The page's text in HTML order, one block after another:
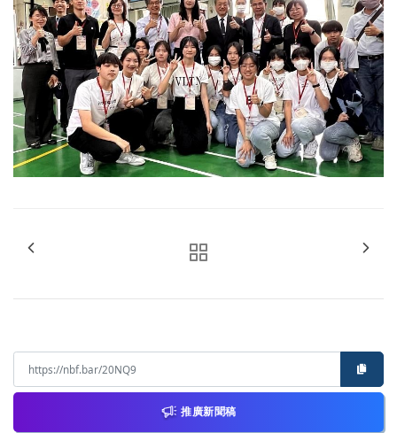
推廣新聞稿